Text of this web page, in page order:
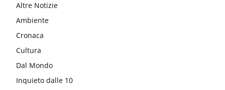
Altre Notizie
Ambiente
Cronaca
Cultura
Dal Mondo
Inquieto dalle 10